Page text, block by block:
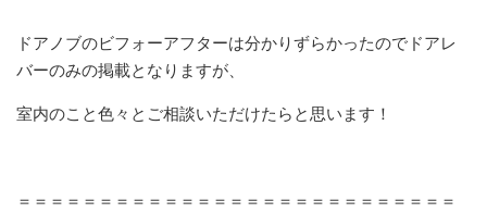
ドアノブのビフォーアフターは分かりずらかったのでドアレ
バーのみの掲載となりますが、
室内のこと色々とご相談いただけたらと思います！
＝＝＝＝＝＝＝＝＝＝＝＝＝＝＝＝＝＝＝＝＝＝＝＝＝＝＝